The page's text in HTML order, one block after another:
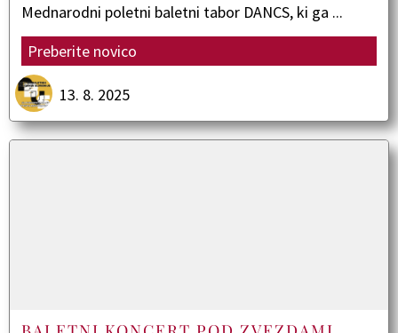
Mednarodni poletni baletni tabor DANCS, ki ga ...
Preberite novico
13. 8. 2025